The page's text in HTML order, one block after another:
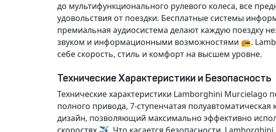
до мультифункционального рулевого колеса, все
удовольствия от поездки. Бесплатные системы
премиальная аудиосистема делают каждую поездку
звуком и информационными возможностями 📻.
себе скорость, стиль и комфорт на высшем уровне.
Технические Характеристики и Безопасность
Технические характеристики Lamborghini Murcielago
полного привода, 7-ступенчатая полуавтоматическая
дизайн, позволяющий максимально эффективно